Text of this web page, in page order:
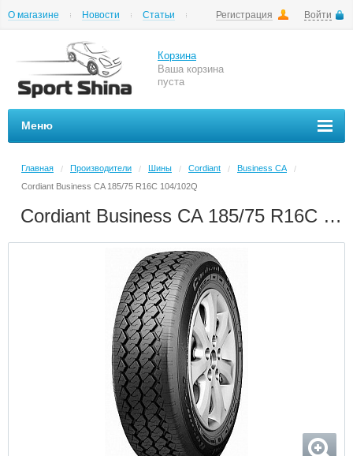
Регистрация Войти
О магазине Новости
Статьи
Корзина
Ваша корзина
пуста
Меню
Главная / Производители / Шины / Cordiant / Business CA
/
Cordiant Business CA 185/75 R16C 104/102Q
Cordiant Business CA 185/75 R16C 104/102Q